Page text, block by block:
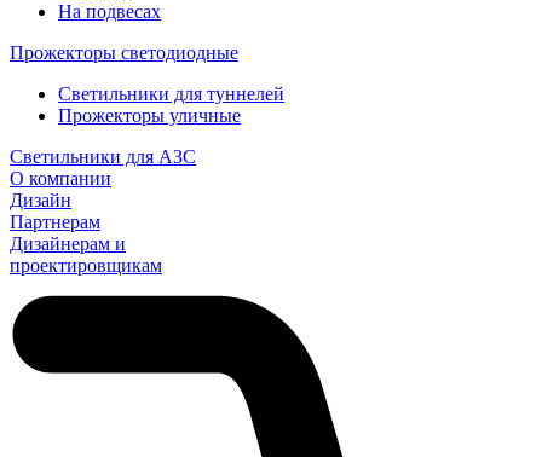
На подвесах
Прожекторы светодиодные
Светильники для туннелей
Прожекторы уличные
Светильники для АЗС
О компании
Дизайн
Партнерам
Дизайнерам и
проектировщикам